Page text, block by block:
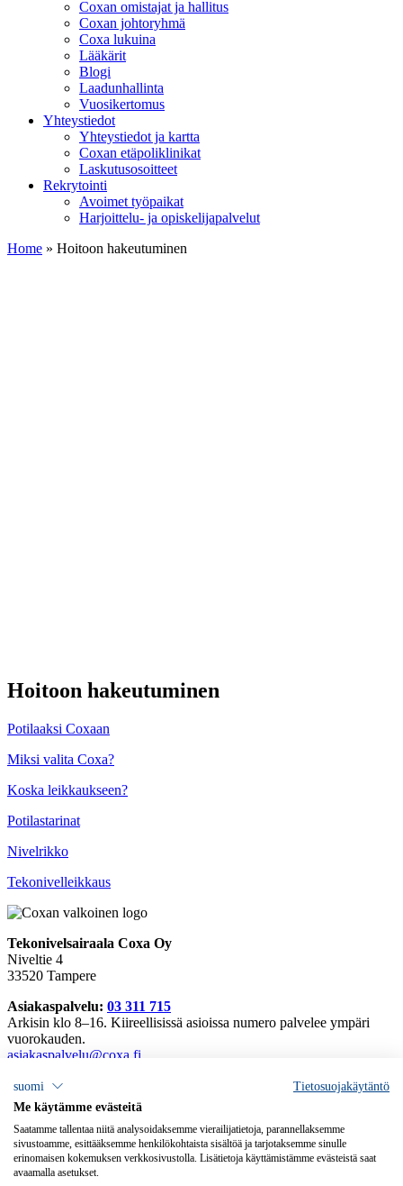
Coxan omistajat ja hallitus
Coxan johtoryhmä
Coxa lukuina
Lääkärit
Blogi
Laadunhallinta
Vuosikertomus
Yhteystiedot
Yhteystiedot ja kartta
Coxan etäpoliklinikat
Laskutusosoitteet
Rekrytointi
Avoimet työpaikat
Harjoittelu- ja opiskelijapalvelut
Home » Hoitoon hakeutuminen
Hoitoon hakeutuminen
Potilaaksi Coxaan
Miksi valita Coxa?
Koska leikkaukseen?
Potilastarinat
Nivelrikko
Tekonivelleikkaus
Tekonivelsairaala Coxa Oy
Niveltie 4
33520 Tampere
Asiakaspalvelu: 03 311 715
Arkisin klo 8–16. Kiireellisissä asioissa numero palvelee ympäri
vuorokauden.
asiakaspalvelu@coxa.fi
Laskutusosoitteet
Palautteet
Tietosuojaselosteet
Saavutettavuusseloste
suomi
Tietosuojakäytäntö
Me käytämme evästeitä
Saatamme tallentaa niitä analysoidaksemme vierailijatietoja, parannellaksemme
sivustoamme, esittääksemme henkilökohtaista sisältöä ja tarjotaksemme sinulle
erinomaisen kokemuksen verkkosivustolla. Lisätietoja käyttämistämme evästeistä saat
avaamalla asetukset.